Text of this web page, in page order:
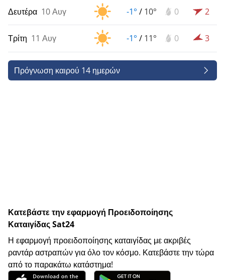
Δευτέρα 10 Αυγ -1° / 10° 0 2
Τρίτη 11 Αυγ -1° / 11° 0 3
Πρόγνωση καιρού 14 ημερών
Κατεβάστε την εφαρμογή Προειδοποίησης
Καταιγίδας Sat24
Η εφαρμογή προειδοποίησης καταιγίδας με ακριβές
ραντάρ αστραπών για όλο τον κόσμο. Κατεβάστε την τώρα
από το παρακάτω κατάστημα!